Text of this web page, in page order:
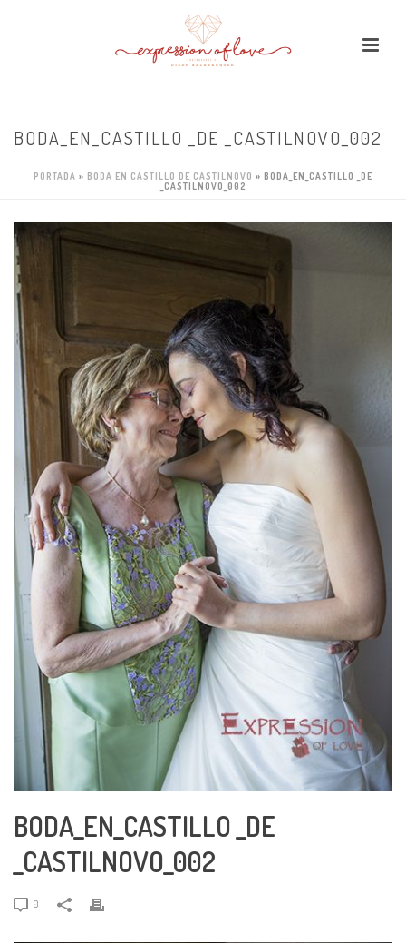
BODA_EN_CASTILLO _DE _CASTILNOVO_002
PORTADA » BODA EN CASTILLO DE CASTILNOVO » BODA_EN_CASTILLO _DE
_CASTILNOVO_002
BODA_EN_CASTILLO _DE
_CASTILNOVO_002
0